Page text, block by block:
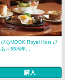
ぴあMOOK Royal Host ぴ
あ～55周年...
購入